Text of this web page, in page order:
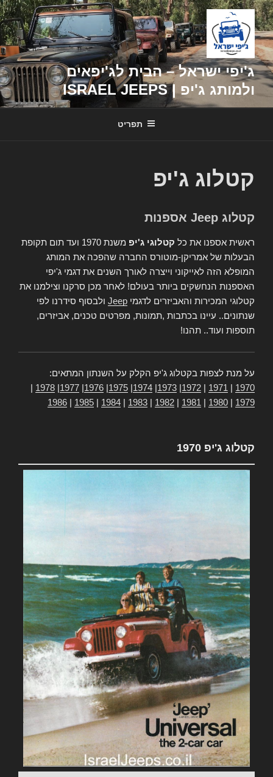
דילוג
לתוכן
ג'יפי ישראל – הבית לג'יפאים
ולמותג ג'יפ | ISRAEL JEEPS
תפריט
קטלוג ג'יפ
קטלוג Jeep אספנות
ראשית אספנו את כל קטלוגי ג'יפ
משנת 1970 ועד תום תקופת
הבעלות של אמריקן-מוטורס החברה שהפכה את המותג
המופלא הזה לאייקוני וייצרה לאורך השנים את דגמי ג'יפי
האספנות הנחשקים ביותר בעולם! לאחר מכן סרקנו וצילמנו את
קטלוגי המכירות והאביזרים לדגמי Jeep ולבסוף סידרנו לפי
שנתונים.. עיינו בכתבות ,תמונות, מפרטים טכנים, אביזרים,
תוספות ועוד.. תהנו!
על מנת לצפות בקטלוג ג'יפ הקלק על השנתון המתאים:
1970
1971
1972
1973
1974
1975
1976
1977
1978
1979
1980
1981
1982
1983
1984
1985
1986
קטלוג ג'יפ 1970